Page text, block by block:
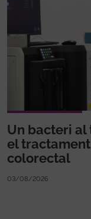
Un bacteri al
el
colorectal
03/08/2026